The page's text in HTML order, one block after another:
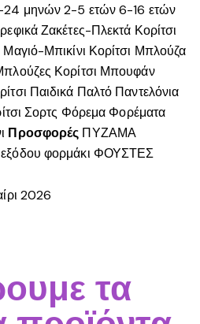
μηνών2-5 ετών6-16 ετών
Ζακέτες-Πλεκτά Κορίτσι
Μαγιό-Μπικίνι Κορίτσι Μπλούζα
Κορίτσι Μπουφάν
Παιδικά Παλτό Παντελόνια
Σορτς Φόρεμα Φορέματα
Προσφορές ΠΥΖΑΜΑ
φορμάκι ΦΟΥΣΤΕΣ
2026
τα